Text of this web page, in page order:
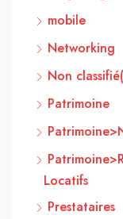
mobile
Networking
Non
Patrimoine
Locatifs
Prestataires